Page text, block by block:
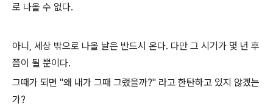
로 나올 수 없다.
아니, 세상 밖으로 나올 날은 반드시 온다. 다만 그 시기가 몇 년 후
쯤이 될 뿐이다.
그때가 되면 "왜 내가 그때 그랬을까?" 라고 한탄하고 있지 않겠는
가?